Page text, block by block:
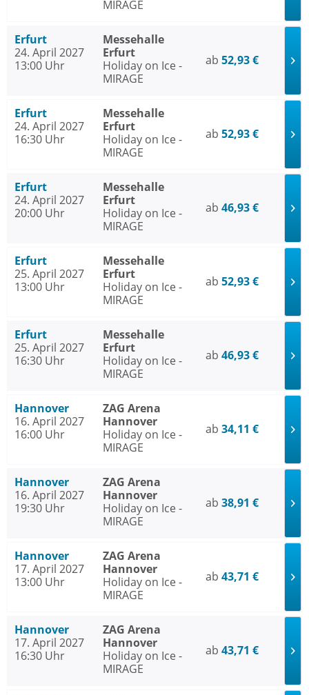
MIRAGE
Erfurt
24. April 2027
13:00 Uhr
Messehalle
Erfurt
Holiday on Ice -
MIRAGE
ab 52,93 €
Erfurt
24. April 2027
16:30 Uhr
Messehalle
Erfurt
Holiday on Ice -
MIRAGE
ab 52,93 €
Erfurt
24. April 2027
20:00 Uhr
Messehalle
Erfurt
Holiday on Ice -
MIRAGE
ab 46,93 €
Erfurt
25. April 2027
13:00 Uhr
Messehalle
Erfurt
Holiday on Ice -
MIRAGE
ab 52,93 €
Erfurt
25. April 2027
16:30 Uhr
Messehalle
Erfurt
Holiday on Ice -
MIRAGE
ab 46,93 €
Hannover
16. April 2027
16:00 Uhr
ZAG Arena
Hannover
Holiday on Ice -
MIRAGE
ab 34,11 €
Hannover
16. April 2027
19:30 Uhr
ZAG Arena
Hannover
Holiday on Ice -
MIRAGE
ab 38,91 €
Hannover
17. April 2027
13:00 Uhr
ZAG Arena
Hannover
Holiday on Ice -
MIRAGE
ab 43,71 €
Hannover
17. April 2027
16:30 Uhr
ZAG Arena
Hannover
Holiday on Ice -
MIRAGE
ab 43,71 €